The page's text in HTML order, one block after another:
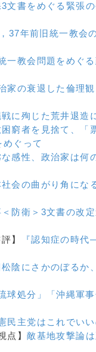
文書をめぐる緊張の
37年前旧統一教会
一教会問題をめぐ
家の衰退した倫理
に殉じた荒井退造
困窮者を見捨て、「
ぐって
感性、政治家は何
社会の曲がり角にな
防衛＞3文書の改定
】
『認知症の時
陰にさかのぼるか
琉球処分」「沖縄軍
民主党はこれでい
点】敵基地攻撃論